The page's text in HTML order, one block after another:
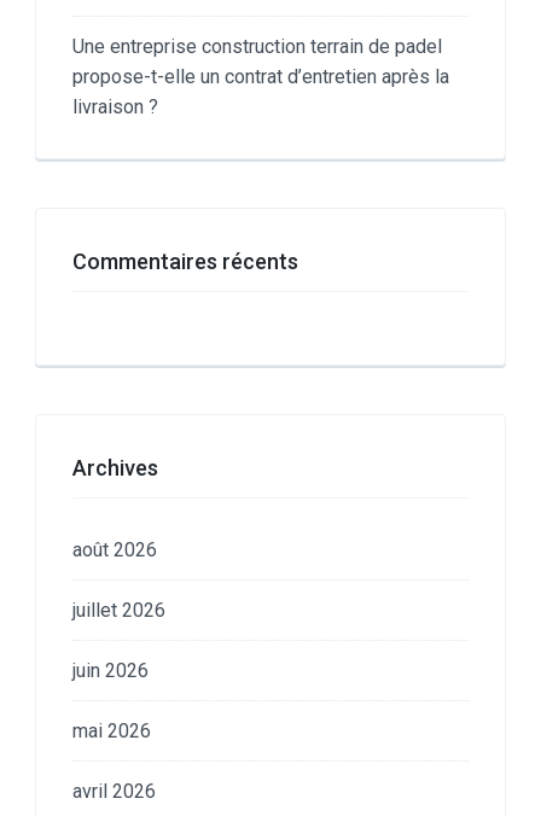
Une entreprise construction terrain de padel
propose-t-elle un contrat d’entretien après la
livraison ?
Commentaires récents
Archives
août 2026
juillet 2026
juin 2026
mai 2026
avril 2026